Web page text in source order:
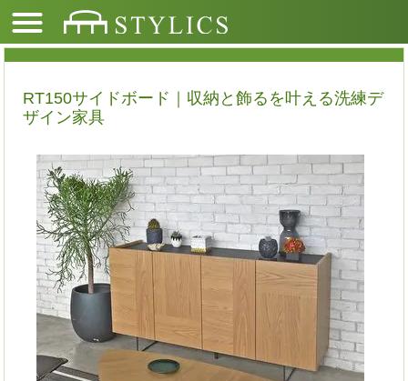
RT150サイドボード｜収納と飾るを叶える洗練デ
ザイン家具